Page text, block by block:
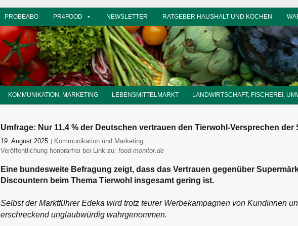
PROBEABO PR4FOOD NEWSLETTER RATGEBER HAUSHALT UND KOCHEN
KOMMUNIKATION, MARKETING LEBENSMITTELMARKT LANDWIRTSCHAFT, FISCHEREI,
Umfrage: Nur 11,4 % der Deutschen vertrauen den Tierwohl-Versprechen der
19. August 2025 food-monitor
Kommunikation und Marketing
Veröffentlichung honorarfrei bei Link zu: food-monitor.de
Eine bundesweite Befragung zeigt, dass das Vertrauen gegenüber
Discountern beim Thema Tierwohl insgesamt gering ist.
Selbst der Marktführer Edeka wird trotz teurer Werbekampagnen von Kundinnen
erschreckend unglaubwürdig wahrgenommen.